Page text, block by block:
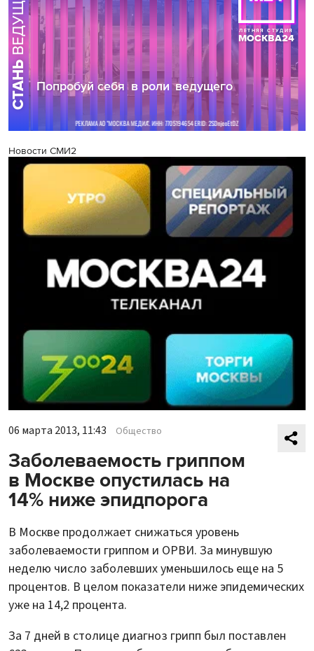
Новости СМИ2
06 марта 2013, 11:43 Общество
Заболеваемость гриппом
в Москве опустилась на
14% ниже эпидпорога
В Москве продолжает снижаться уровень
заболеваемости гриппом и ОРВИ. За минувшую
неделю число заболевших уменьшилось еще на 5
процентов. В целом показатели ниже эпидемических
уже на 14,2 процента.
За 7 дней в столице диагноз грипп был поставлен